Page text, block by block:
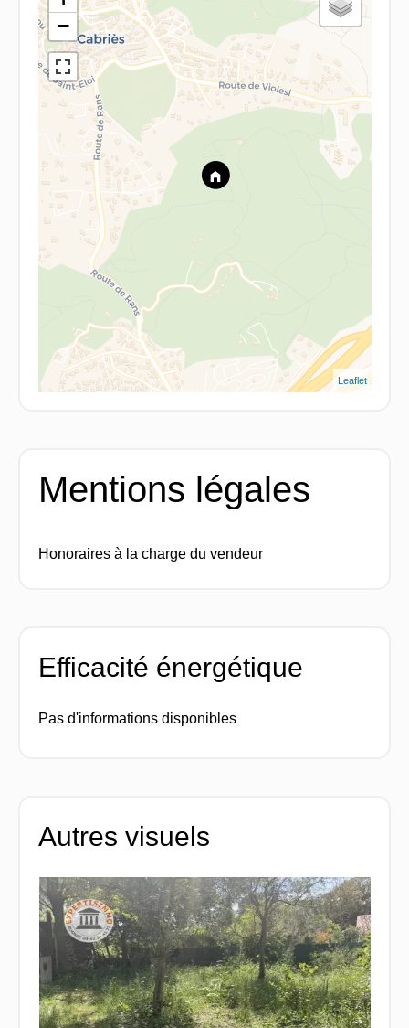
−
Leaflet
Mentions légales
Honoraires à la charge du vendeur
Efficacité énergétique
Pas d'informations disponibles
Autres visuels